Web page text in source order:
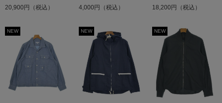
20,900円（税込） 4,000円（税込） 18,200円（税込）
NEW NEW NEW